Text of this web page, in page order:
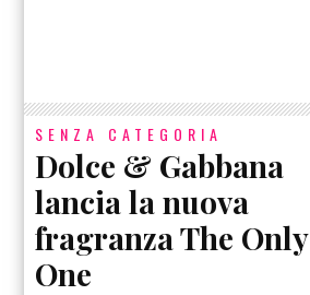
SENZA CATEGORIA
Dolce & Gabbana
lancia la nuova
fragranza The Only
One